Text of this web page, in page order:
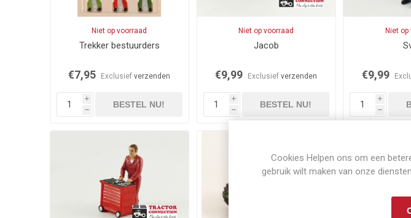
Niet op voorraad
Trekker bestuurders
€7,95 Exclusiefverzenden
i
h
BESTEL NU!
Niet op voorraad
Jacob
€9,99 Exclusiefverzenden
i
h
BESTEL NU!
Niet op
€9,99
i
h
Cookies Helpen ons om een
gebruik wilt maken van onze